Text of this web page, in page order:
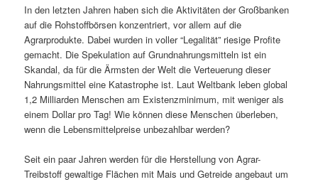
In den letzten Jahren haben sich die Aktivitäten der Großbanken
auf die Rohstoffbörsen konzentriert, vor allem auf die
Agrarprodukte. Dabei wurden in voller “Legalität” riesige Profite
gemacht. Die Spekulation auf Grundnahrungsmitteln ist ein
Skandal, da für die Ärmsten der Welt die Verteuerung dieser
Nahrungsmittel eine Katastrophe ist. Laut Weltbank leben global
1,2 Milliarden Menschen am Existenzminimum, mit weniger als
einem Dollar pro Tag! Wie können diese Menschen überleben,
wenn die Lebensmittelpreise unbezahlbar werden?
Seit ein paar Jahren werden für die Herstellung von Agrar-
Treibstoff gewaltige Flächen mit Mais und Getreide angebaut um